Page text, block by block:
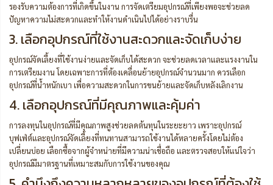
รองรับความต้องการที่เกิดขึ้นในงาน การจัดเตรียมอุปกรณ์ที่เพียงพอจะช่วยลด
ปัญหาความไม่สะดวกและทำให้งานดำเนินไปได้อย่างราบรื่น
3. เลือกอุปกรณ์ที่ใช้งานสะดวกและจัดเก็บง่าย
อุปกรณ์จัดเลี้ยงที่ใช้งานง่ายและจัดเก็บได้สะดวก จะช่วยลดเวลาและแรงงานใน
การเตรียมงาน โดยเฉพาะการที่ต้องเคลื่อนย้ายอุปกรณ์จำนวนมาก ควรเลือก
อุปกรณ์ที่น้ำหนักเบา เพื่อความสะดวกในการขนย้ายและจัดเก็บหลังเลิกงาน
4. เลือกอุปกรณ์ที่มีคุณภาพและคุ้มค่า
การลงทุนในอุปกรณ์ที่มีคุณภาพสูงช่วยลดต้นทุนในระยะยาว เพราะอุปกรณ์
บุฟเฟ่ต์และอุปกรณ์จัดเลี้ยงที่ทนทานสามารถใช้งานได้หลายครั้งโดยไม่ต้อง
เปลี่ยนบ่อย เลือกซื้อจากผู้จำหน่ายที่มีความน่าเชื่อถือ และตรวจสอบให้แน่ใจว่า
อุปกรณ์มีมาตรฐานที่เหมาะสมกับการใช้งานของคุณ